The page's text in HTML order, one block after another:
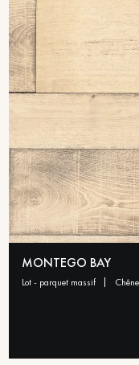
MONTEGO BAY
lot - parquet massif chêne